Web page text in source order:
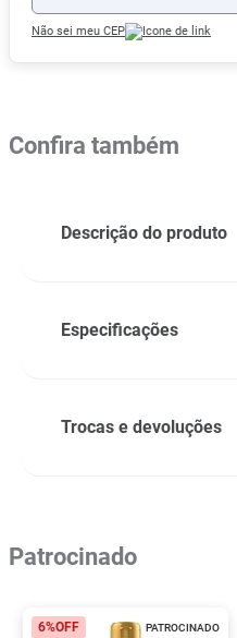
Não sei meu CEP
Confira também
Descrição do produto
Especificações
Trocas e devoluções
Patrocinado
PATROCINADO
6%OFF